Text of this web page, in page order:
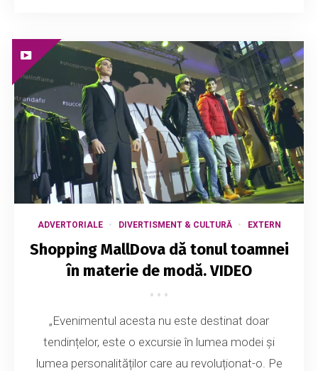
ADVERTORIALE DIVERTISMENT & CULTURĂ EXTERN
Shopping MallDova dă tonul toamnei
în materie de modă. VIDEO
„Evenimentul acesta nu este destinat doar
tendințelor, este o excursie în lumea modei și
lumea personalităților care au revoluționat-o. Pe